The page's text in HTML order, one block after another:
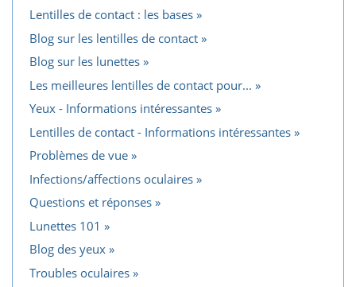
Lentilles de contact : les bases
Blog sur les lentilles de contact
Blog sur les lunettes
Les meilleures lentilles de contact pour...
Yeux - Informations intéressantes
Lentilles de contact - Informations intéressantes
Problèmes de vue
Infections/affections oculaires
Questions et réponses
Lunettes 101
Blog des yeux
Troubles oculaires